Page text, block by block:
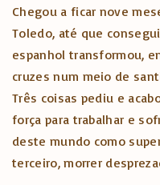
Chegou a ficar nove
Toledo, até que
espanhol transformou,
cruzes num meio de
Três coisas pediu e
força para trabalhar e
deste mundo como
terceiro, morrer